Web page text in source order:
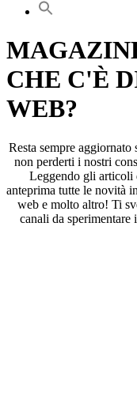
CHE C'È
WEB?
Resta sempre
non perderti i nostri
Leggendo gli articoli
anteprima tutte le novità
web e molto altro! Ti
canali da sperimentare